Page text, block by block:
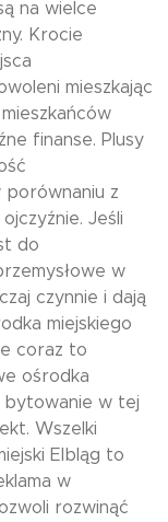
na wielce
Krocie
mieszkając
finanse. Plusy
porównaniu z
Jeśli
do
w
czynnie i dają
miejskiego
coraz to
ośrodka
bytowanie w tej
Wszelki
Elbląg to
w
rozwinąć